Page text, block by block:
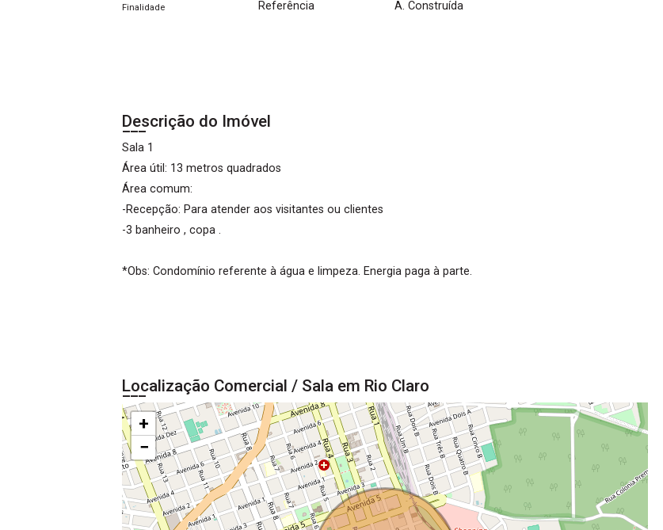
Finalidade Referência A. Construída
Descrição do Imóvel
Sala 1
Área útil: 13 metros quadrados
Área comum:
-Recepção: Para atender aos visitantes ou clientes
-3 banheiro , copa .
*Obs: Condomínio referente à água e limpeza. Energia paga à parte.
Localização Comercial / Sala em Rio Claro
+
−